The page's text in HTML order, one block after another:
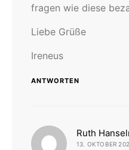
fragen wie diese
Liebe Grüße
Ireneus
ANTWORTEN
Ruth
13. OKTOBER